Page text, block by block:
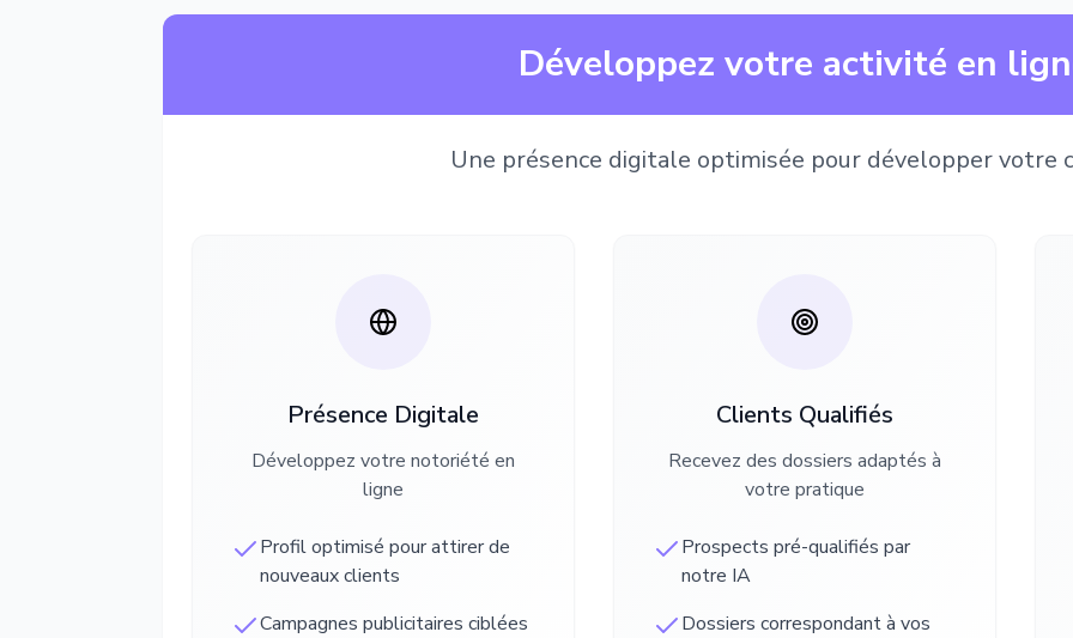
Développez votre activité en
Une présence digitale optimisée pour développer votre
Présence Digitale
Développez votre notoriété en
ligne
Profil optimisé pour attirer de
nouveaux clients
Campagnes publicitaires ciblées
Clients Qualifiés
Recevez des dossiers adaptés à
votre pratique
Prospects pré-qualifiés par
notre IA
Dossiers correspondant à vos